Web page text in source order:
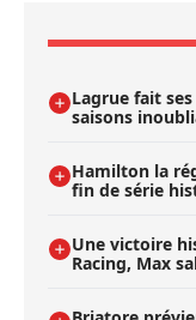
Lagrue fait ses
saisons
Hamilton la
fin de série
Une victoire
Racing, Max